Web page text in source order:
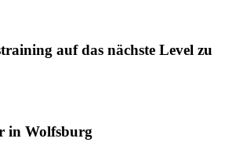
auf das nächste Level zu
in Wolfsburg